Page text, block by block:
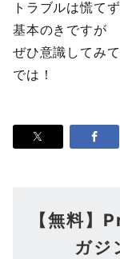
トラブルは慌てず
基本のきですが
ぜひ意識してみ
では！
【無料
ガジ